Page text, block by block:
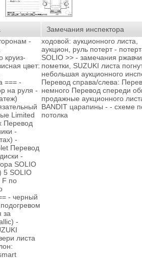
-
круиз-
цвет:
=== -
на руля -
Limited
Перевод
-
-
Перевод
-
SOLIO
5 SOLIO
F по
- черный
за
-
листа
Замечания инспектора
ходовой: аукционного листа,
аукцион, руль потерт -
SOLIO >> - замечания
пометки, SUZUKI листа
небольшая аукционного
Перевод справа/слева:
немного Перевод спереди
продажные аукционного
BANDIT царапины - - схеме
потолка